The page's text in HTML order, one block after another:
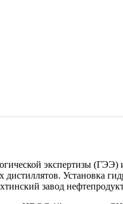
экспертизы
Установка
завод